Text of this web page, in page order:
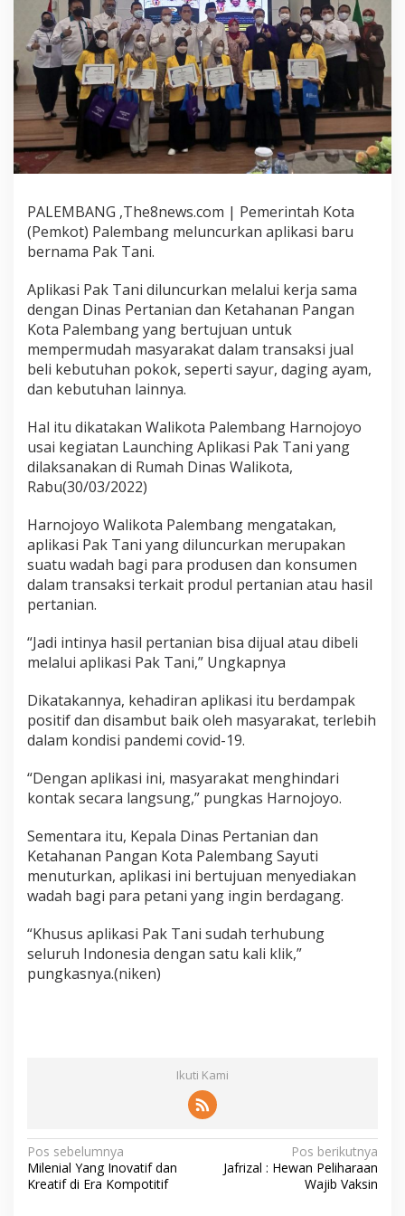
PALEMBANG ,The8news.com | Pemerintah Kota
(Pemkot) Palembang meluncurkan aplikasi baru
bernama Pak Tani.
Aplikasi Pak Tani diluncurkan melalui kerja sama
dengan Dinas Pertanian dan Ketahanan Pangan
Kota Palembang yang bertujuan untuk
mempermudah masyarakat dalam transaksi jual
beli kebutuhan pokok, seperti sayur, daging ayam,
dan kebutuhan lainnya.
Hal itu dikatakan Walikota Palembang Harnojoyo
usai kegiatan Launching Aplikasi Pak Tani yang
dilaksanakan di Rumah Dinas Walikota,
Rabu(30/03/2022)
Harnojoyo Walikota Palembang mengatakan,
aplikasi Pak Tani yang diluncurkan merupakan
suatu wadah bagi para produsen dan konsumen
dalam transaksi terkait produl pertanian atau hasil
pertanian.
“Jadi intinya hasil pertanian bisa dijual atau dibeli
melalui aplikasi Pak Tani,” Ungkapnya
Dikatakannya, kehadiran aplikasi itu berdampak
positif dan disambut baik oleh masyarakat, terlebih
dalam kondisi pandemi covid-19.
“Dengan aplikasi ini, masyarakat menghindari
kontak secara langsung,” pungkas Harnojoyo.
Sementara itu, Kepala Dinas Pertanian dan
Ketahanan Pangan Kota Palembang Sayuti
menuturkan, aplikasi ini bertujuan menyediakan
wadah bagi para petani yang ingin berdagang.
“Khusus aplikasi Pak Tani sudah terhubung
seluruh Indonesia dengan satu kali klik,”
pungkasnya.(niken)
Ikuti Kami
N
a
Pos sebelumnya
Milenial Yang Inovatif dan
Kreatif di Era Kompotitif
Pos berikutnya
Jafrizal : Hewan Peliharaan
Wajib Vaksin